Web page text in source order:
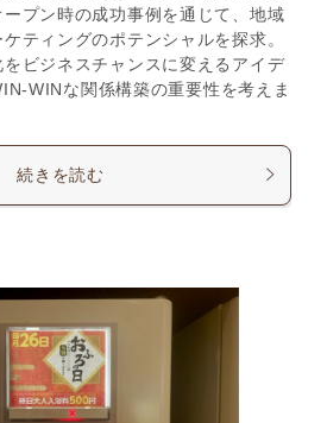
プン時の成功事例を通じて、地域
ティングのポテンシャルを探求。
ビジネスチャンスに変えるアイデ
WINな関係構築の重要性を考えま
続きを読む